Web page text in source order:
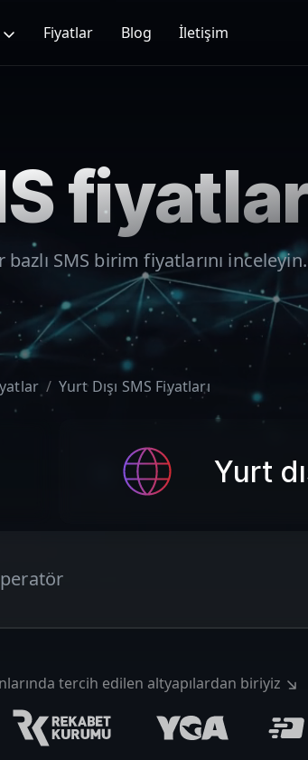
Fiyatlar Blog İletişim
SMS birim fiyatlarını inceleyin.
Yurt Dışı SMS Fiyatları
Yurt
tercih edilen altyapılardan biriyiz